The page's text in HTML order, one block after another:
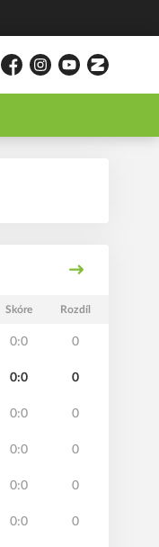
FacebookInstagramYouTubeZonerama
Skóre Rozdíl
0:0 0
0:0 0
0:0 0
0:0 0
0:0 0
0:0 0